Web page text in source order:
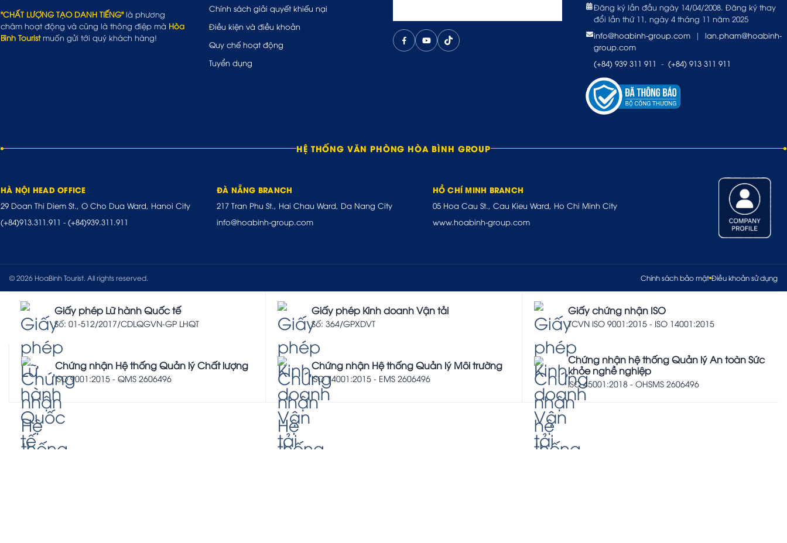
"CHẤT LƯỢNG TẠO DANH TIẾNG" là phương
châm hoạt động và cũng là thông điệp mà Hòa
Bình Touristmuốn gửi tới quý khách hàng!
Chính sách giải quyết khiếu nại
Điều kiện và điều khoản
Quy chế hoạt động
Tuyển dụng
Đăng ký lần đầu ngày 14/04/2008. Đăng ký thay
đổi lần thứ 11, ngày 4 tháng 11 năm 2025
info@hoabinh-group.com
|
lan.pham@hoabinh-
group.com
(+84) 939 311 911 - (+84) 913 311 911
HỆ THỐNG VĂN PHÒNG HÒA BÌNH GROUP
HÀ NỘI HEAD OFFICE
29 Doan Thi Diem St., O Cho Dua Ward, Hanoi City
(+84)913.311.911 - (+84)939.311.911
ĐÀ NẴNG BRANCH
217 Tran Phu St., Hai Chau Ward, Da Nang City
info@hoabinh-group.com
HỒ CHÍ MINH BRANCH
05 Hoa Cau St., Cau Kieu Ward, Ho Chi Minh City
www.hoabinh-group.com
© 2026 HoaBinh Tourist. All rights reserved. Chính sách bảo mật Điều khoản sử dụng
Giấy phép Lữ hành Quốc tế
Số: 01-512/2017/CDLQGVN-GP LHQT
Giấy phép Kinh doanh Vận tải
Số: 364/GPXDVT
Giấy chứng nhận ISO
TCVN ISO 9001:2015 - ISO 14001:2015
Chứng nhận Hệ thống Quản lý Chất lượng
ISO 9001:2015 - QMS 2606496
Chứng nhận Hệ thống Quản lý Môi trường
ISO 14001:2015 - EMS 2606496
Chứng nhận hệ thống Quản lý An toàn Sức
khỏe nghề nghiệp
ISO 45001:2018 - OHSMS 2606496